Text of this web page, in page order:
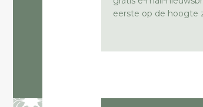
eerste op de hoogte